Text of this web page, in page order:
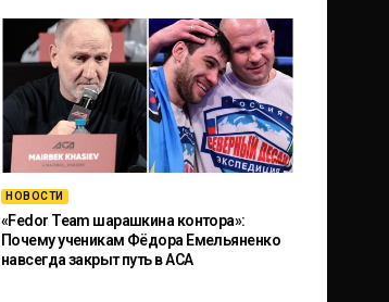
НОВОСТИ
«Fedor Team шарашкина контора»:
Почему ученикам Фёдора Емельяненко
навсегда закрыт путь в ACA